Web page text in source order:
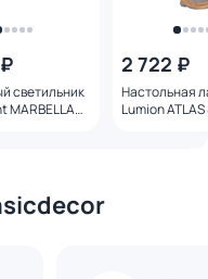
светильник
MARBELLA
2 722 ₽
Настольная
Lumion